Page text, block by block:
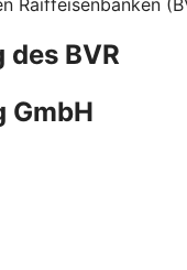
BVR
GmbH